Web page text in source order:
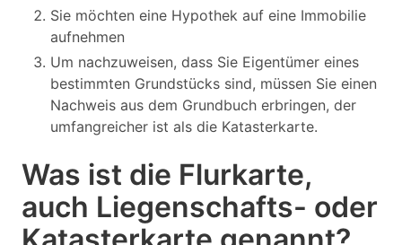
Sie möchten eine Hypothek auf eine Immobilie
aufnehmen
Um nachzuweisen, dass Sie Eigentümer eines
bestimmten Grundstücks sind, müssen Sie einen
Nachweis aus dem Grundbuch erbringen, der
umfangreicher ist als die Katasterkarte.
Was ist die Flurkarte,
auch Liegenschafts- oder